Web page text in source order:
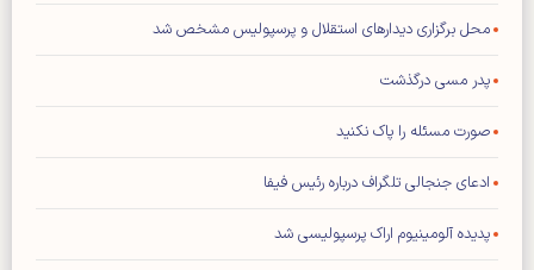
محل برگزاری دیدار‌های استقلال و پرسپولیس مشخص شد
پدر مسی درگذشت
صورت مسئله را پاک نکنید
ادعای جنجالی تلگراف درباره رئیس فیفا
پدیده آلومینیوم اراک پرسپولیسی شد